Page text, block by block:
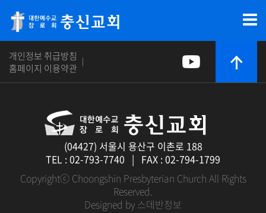
개인정보 취급방침 |
홈페이지 이용약관
(04427) 서울시 용산구 이촌로 188
TEL : 02-793-7740 | FAX : 02-794-1799
Copyrightⓒ Choongshin Presbyterian Church All Rights
Reserved.
Designed by 스데반정보